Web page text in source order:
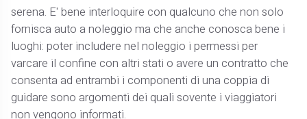
serena. E' bene interloquire con qualcuno che non solo
fornisca auto a noleggio ma che anche conosca bene i
luoghi: poter includere nel noleggio i permessi per
varcare il confine con altri stati o avere un contratto che
consenta ad entrambi i componenti di una coppia di
guidare sono argomenti dei quali sovente i viaggiatori
non vengono informati.